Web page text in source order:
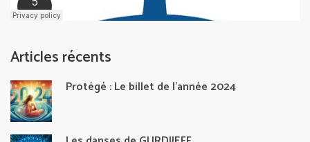
Articles récents
Protégé : Le billet de l’année 2024